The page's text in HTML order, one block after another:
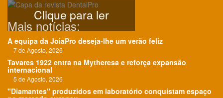
Clique para ler
Mais notícias:
A equipa da JoiaPro deseja-lhe um verão feliz
7 de Agosto, 2026
Tavares 1922 entra na Mytheresa e reforça expansão
internacional
5 de Agosto, 2026
"Diamantes" produzidos em laboratório conquistam espaço